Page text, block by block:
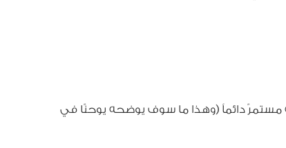
دائماً (وهذا ما سوف يوضحه يوحنّا في